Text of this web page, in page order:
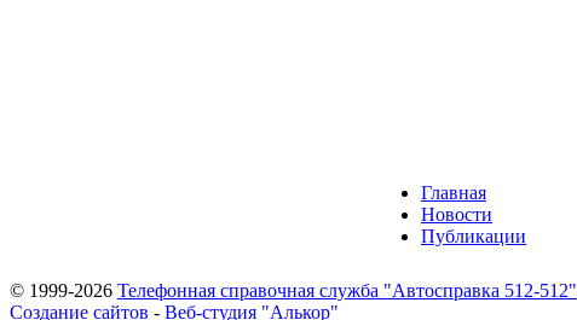
Главная
Новости
Публикации
© 1999-2026 Телефонная справочная служба "Автосправка 512-512"
Создание сайтов - Веб-студия "Алькор"